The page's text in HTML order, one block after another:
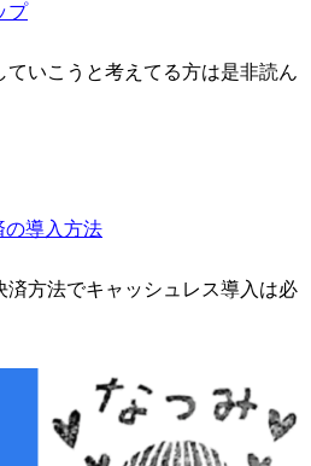
プ
いこうと考えてる方は是非読ん
の導入方法
方法でキャッシュレス導入は必